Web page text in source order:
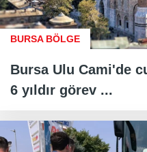
BURSA BÖLGE
Bursa Ulu Cami'de
6 yıldır görev ...